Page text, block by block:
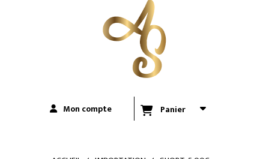
Mon compte Panier